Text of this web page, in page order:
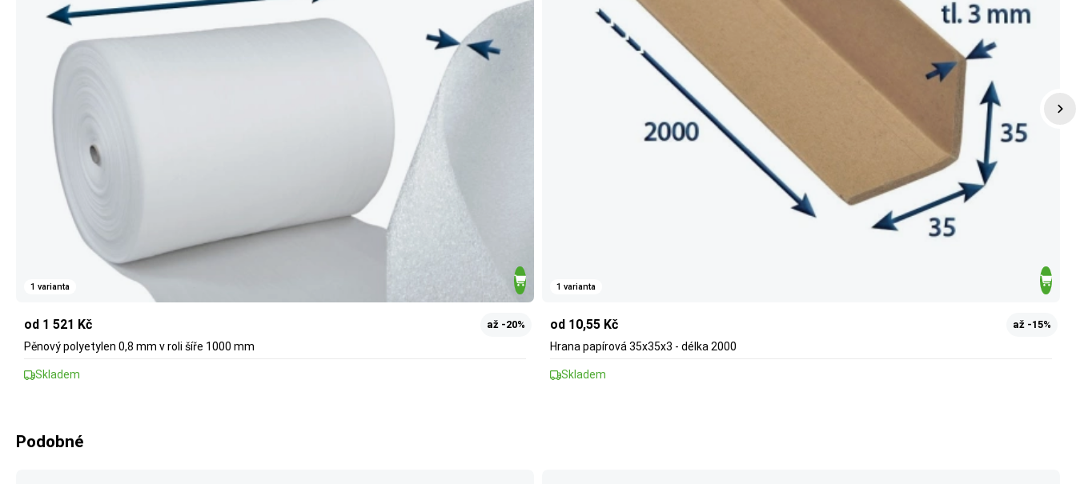
1 varianta
od 1 521 Kč až -20%
Pěnový polyetylen 0,8 mm v roli šíře 1000 mm
Skladem
1 varianta
od 10,55 Kč až -15%
Hrana papírová 35x35x3 - délka 2000
Skladem
Podobné